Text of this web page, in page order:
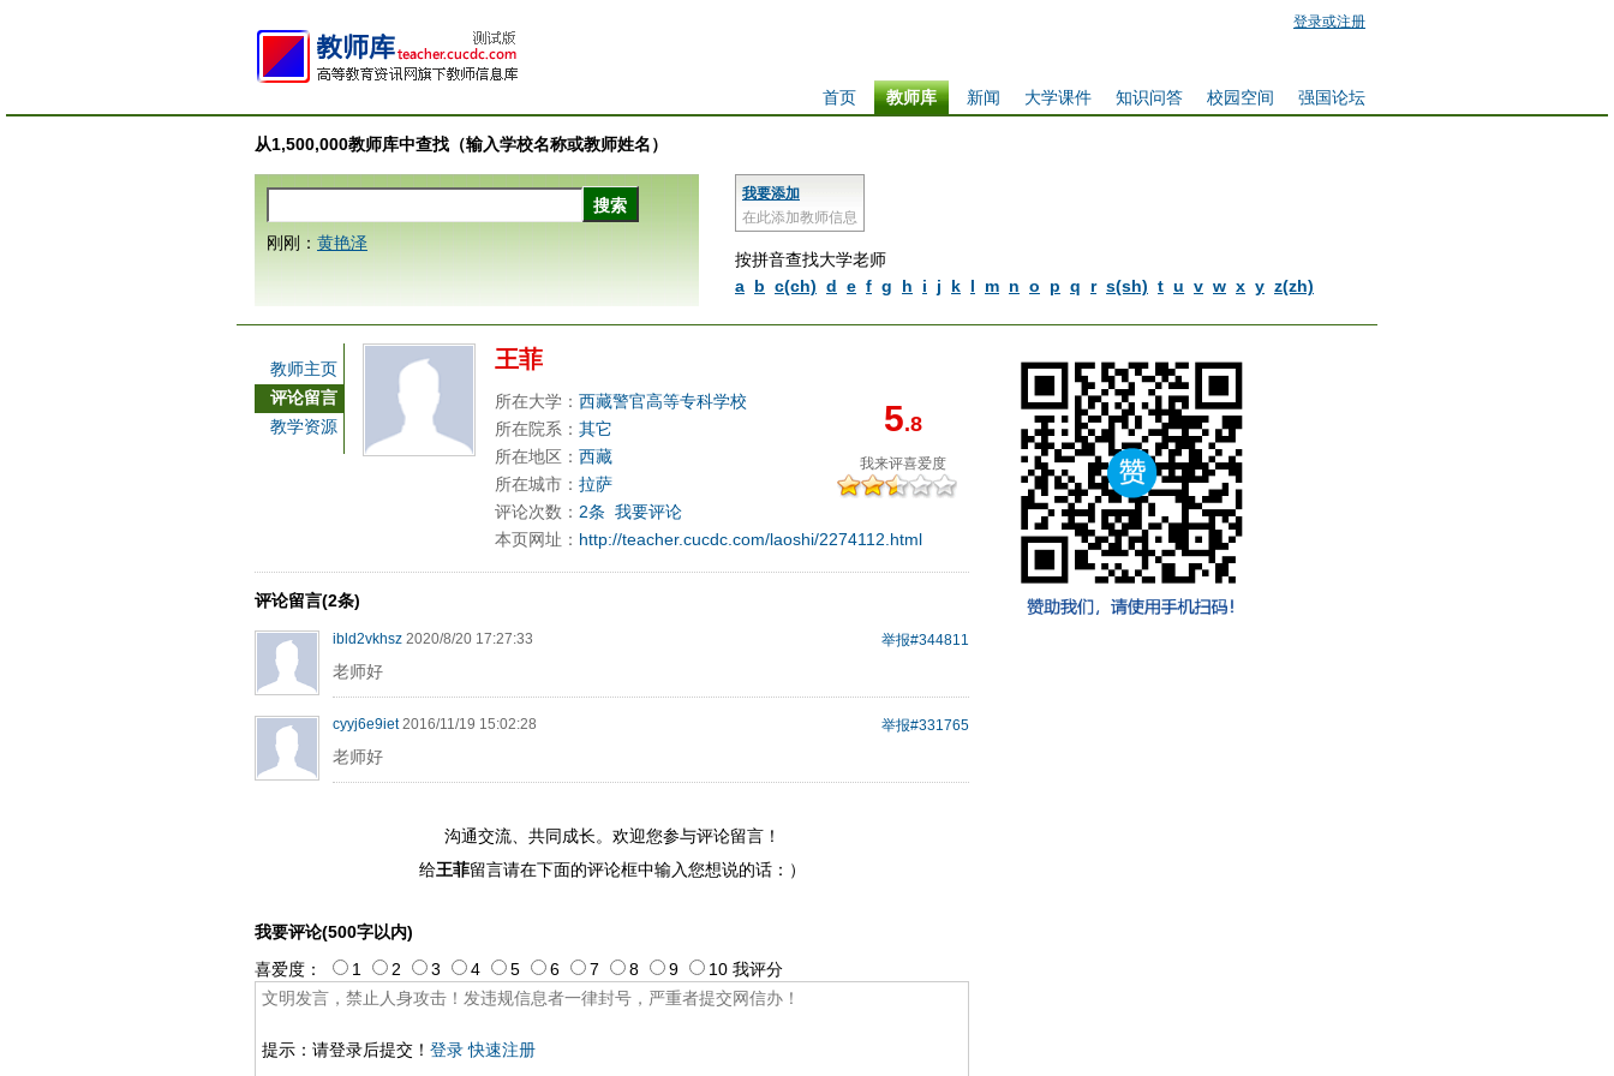
登录或注册
强国论坛
校园空间
知识问答
大学课件
新闻
教师库
首页
从1,500,000教师库中查找（输入学校名称或教师姓名）
我要添加
在此添加教师信息
按拼音查找大学老师
a b c(ch) d e f g h i j k l m n o p q r s(sh) t u v w x y z(zh)
刚刚： 黄艳泽
教师主页
评论留言
教学资源
王菲
5.8
我来评喜爱度
所在大学： 西藏警官高等专科学校
所在院系： 其它
所在地区： 西藏
所在城市： 拉萨
评论次数： 2条 我要评论
本页网址： http://teacher.cucdc.com/laoshi/2274112.html
评论留言(2条)
举报#344811
ibld2vkhsz 2020/8/20 17:27:33
老师好
举报#331765
cyyj6e9iet2016/11/19 15:02:28
老师好
沟通交流、共同成长。欢迎您参与评论留言！
给王菲留言请在下面的评论框中输入您想说的话：）
我要评论(500字以内)
提示：请登录后提交！ 登录 快速注册
喜爱度： 1 2 3 4 5 6 7 8 9 10 我评分